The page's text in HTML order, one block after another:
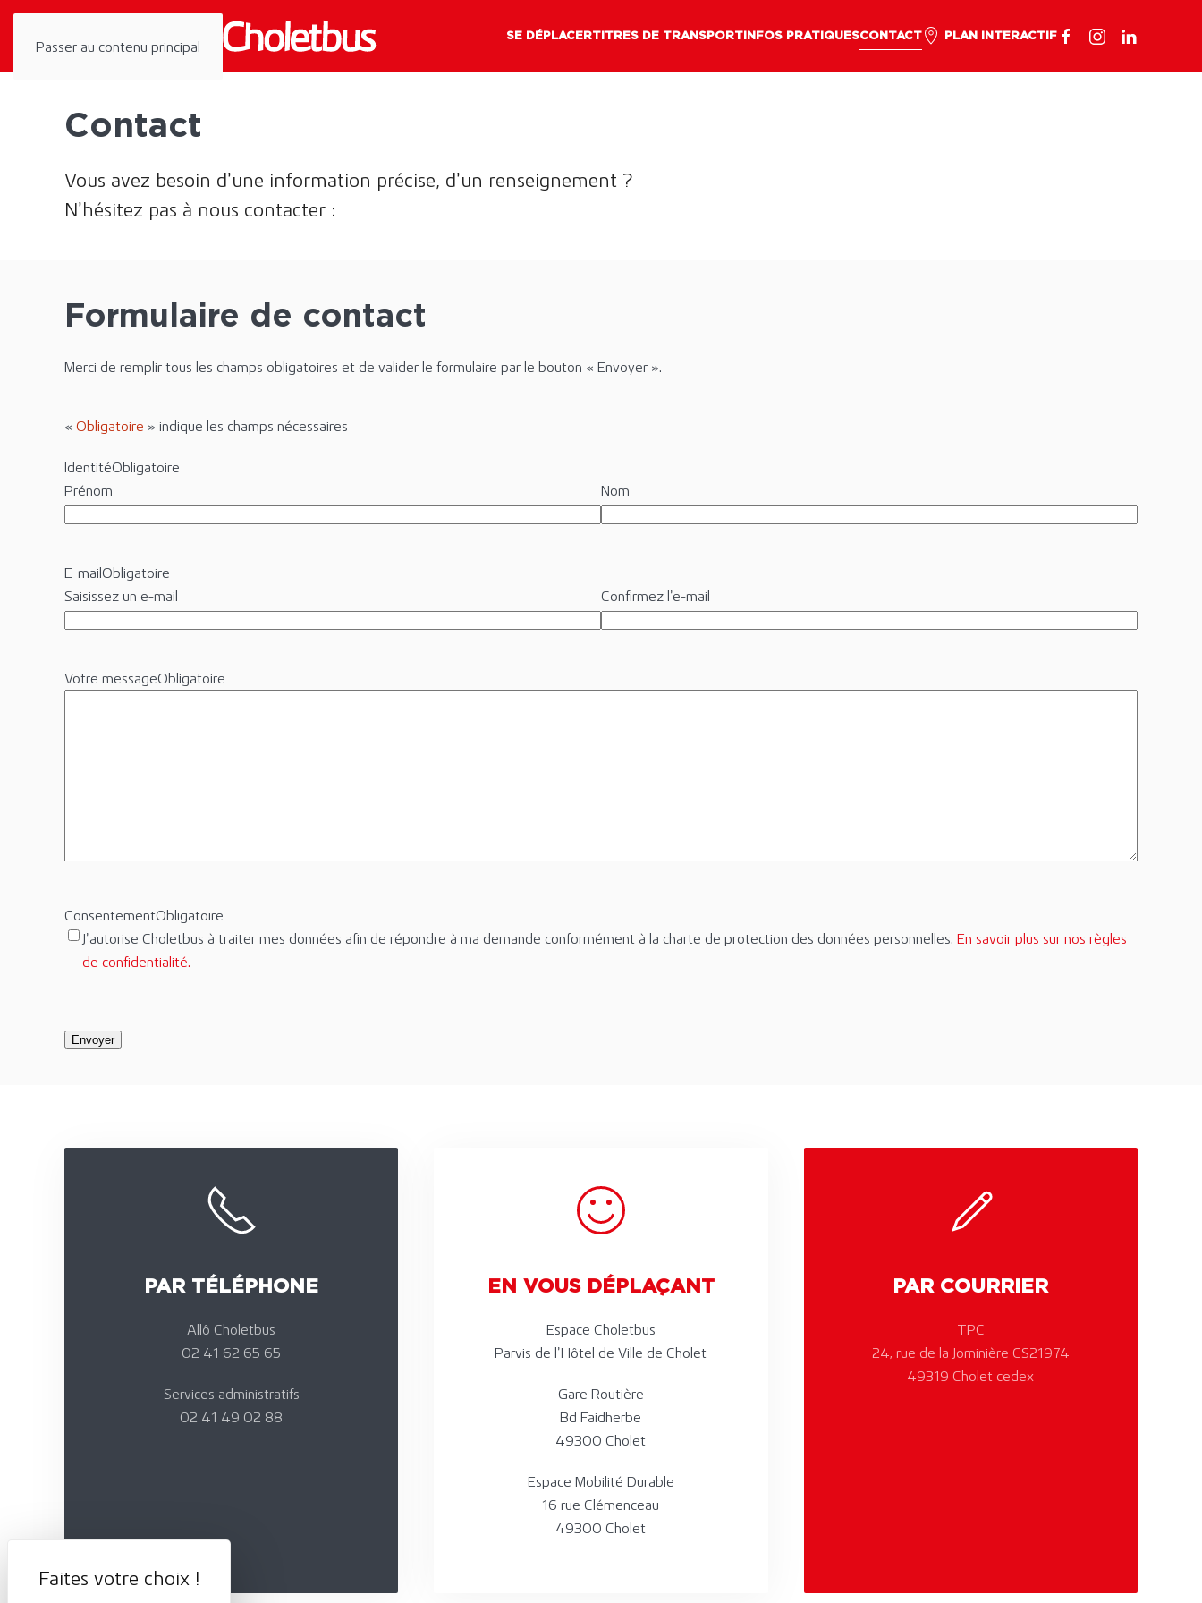
Passer au contenu principal
SE DÉPLACERTITRES DE TRANSPORT INFOS PRATIQUESCONTACT PLAN INTERACTIF
Contact
Vous avez besoin d’une information précise, d’un renseignement ?
N’hésitez pas à nous contacter :
Formulaire de contact
Merci de remplir tous les champs obligatoires et de valider le formulaire par le bouton « Envoyer ».
« Obligatoire » indique les champs nécessaires
IdentitéObligatoire
Prénom
Nom
E-mailObligatoire
Saisissez un e-mail
Confirmez l’e-mail
Votre messageObligatoire
ConsentementObligatoire
J’autorise Choletbus à traiter mes données afin de répondre à ma demande conformément à la charte de protection des données personnelles. En savoir plus sur nos règles
de confidentialité.
Envoyer
PAR TÉLÉPHONE
Allô Choletbus
02 41 62 65 65
Services administratifs
02 41 49 02 88
EN VOUS DÉPLAÇANT
Espace Choletbus
Parvis de l’Hôtel de Ville de Cholet
Gare Routière
Bd Faidherbe
49300 Cholet
Espace Mobilité Durable
16 rue Clémenceau
49300 Cholet
PAR COURRIER
TPC
24, rue de la Jominière CS21974
49319 Cholet cedex
Panneau de gestion des cookies